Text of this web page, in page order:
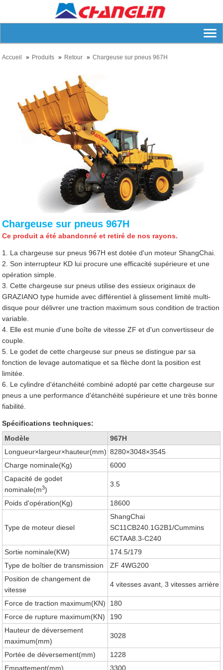
Accueil Produits Retour Chargeuse sur pneus 967H
Chargeuse sur pneus 967H
Ce produit a été abandonné et retiré de nos rayons.
1. La chargeuse sur pneus 967H est dotée d'un moteur ShangChai.
2. Son interrupteur KD lui procure une efficacité supérieure et une
opération simple.
3. Cette chargeuse sur pneus utilise des essieux originaux de
GRAZIANO type humide avec différentiel à glissement limité multi-
disque pour délivrer une traction maximum sous condition de traction
variable.
4. Elle est munie d'une boîte de vitesse ZF et d'un convertisseur de
couple.
5. Le godet de cette chargeuse sur pneus se distingue par sa
fonction de levage automatique et sa flèche dont la position est
limitée.
6. Le cylindre d'étanchéité combiné adopté par cette chargeuse sur
pneus a une performance d'étanchéité supérieure et une très bonne
fiabilité.
Spécifications techniques:
Modèle
967H
Longueur×largeur×hauteur(mm) 8280×3048×3545
Charge nominale(Kg)
6000
Capacité de godet
nominale(m3)
3.5
Poids d'opération(Kg) 18600
Type de moteur diesel
ShangChai
SC11CB240.1G2B1/Cummins
6CTAA8.3-C240
Sortie nominale(KW)
174.5/179
Type de boîtier de transmission
ZF 4WG200
Position de changement de
vitesse
4 vitesses avant, 3 vitesses arrière
Force de traction maximum(KN)
180
Force de rupture maximum(KN)
190
Hauteur de déversement
maximum(mm)
3028
Portée de déversement(mm)
1228
Empattement(mm)
3300